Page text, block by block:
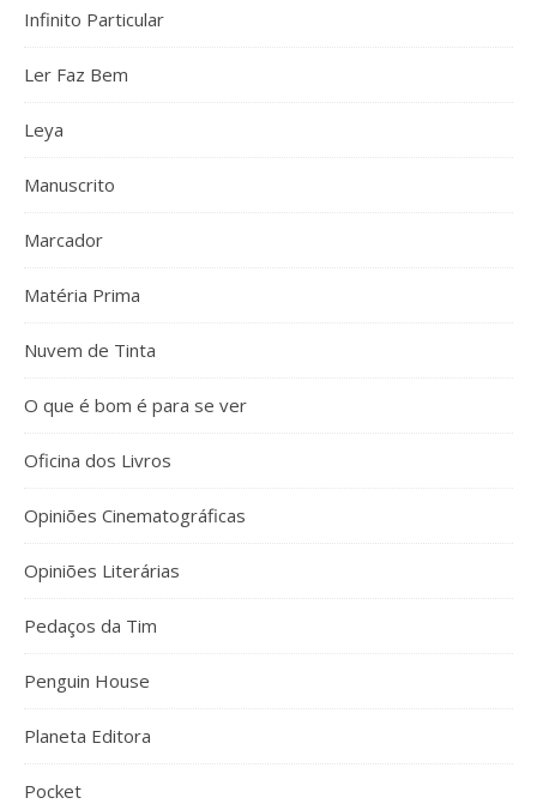
Infinito Particular
Ler Faz Bem
Leya
Manuscrito
Marcador
Matéria Prima
Nuvem de Tinta
O que é bom é para se ver
Oficina dos Livros
Opiniões Cinematográficas
Opiniões Literárias
Pedaços da Tim
Penguin House
Planeta Editora
Pocket